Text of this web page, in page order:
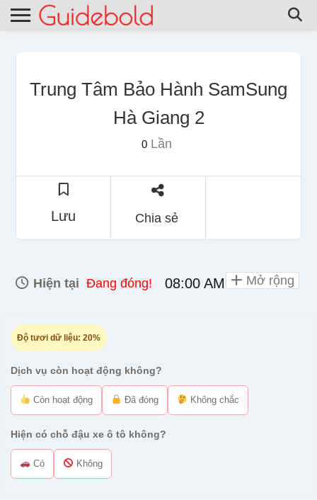
Trung Tâm Bảo Hành SamSung
Hà Giang 2
0Lần
Lưu Chia sẻ
Hiện tại Đang đóng! 08:00 AM - 05:00 PM
Độ tươi dữ liệu: 20%
Dịch vụ còn hoạt động không?
Còn hoạt động Đã đóng Không chắc
Hiện có chỗ đậu xe ô tô không?
Có Không
Mở rộng